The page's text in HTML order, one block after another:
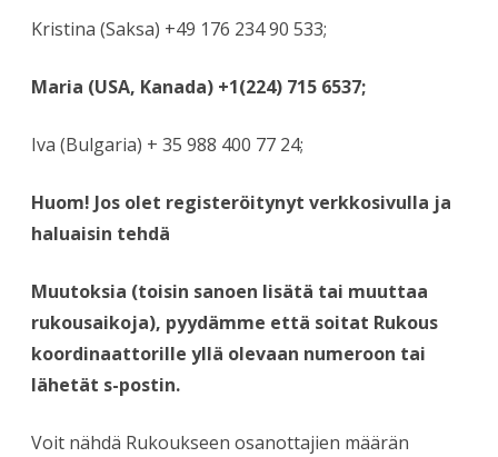
Kristina (Saksa) +49 176 234 90 533;
Maria (USA, Kanada) +1(224) 715 6537;
Iva (Bulgaria) + 35 988 400 77 24;
Huom! Jos olet registeröitynyt verkkosivulla ja
haluaisin tehdä
Muutoksia (toisin sanoen lisätä tai muuttaa
rukousaikoja), pyydämme että soitat Rukous
koordinaattorille yllä olevaan numeroon tai
lähetät s-postin.
Voit nähdä Rukoukseen osanottajien määrän